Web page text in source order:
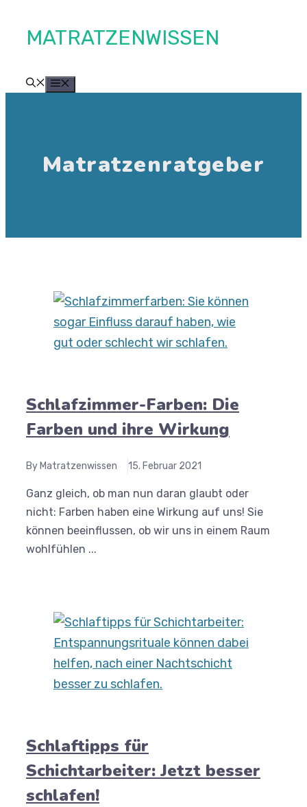
ZumMATRATZENWISSEN
Matratzenratgeber
Schlafzimmer-Farben: Die
Farben und ihre Wirkung
By Matratzenwissen 15. Februar 2021
Ganz gleich, ob man nun daran glaubt oder
nicht: Farben haben eine Wirkung auf uns! Sie
können beeinflussen, ob wir uns in einem Raum
wohlfühlen ...
Schlaftipps für
Schichtarbeiter: Jetzt besser
schlafen!